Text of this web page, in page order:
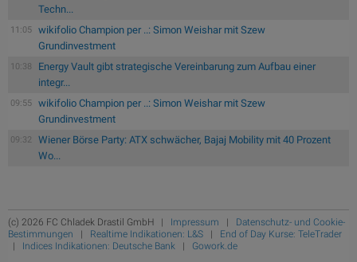
Techn...
11:05
wikifolio Champion per ..: Simon Weishar mit Szew
Grundinvestment
10:38
Energy Vault gibt strategische Vereinbarung zum Aufbau einer
integr...
09:55
wikifolio Champion per ..: Simon Weishar mit Szew
Grundinvestment
09:32
Wiener Börse Party: ATX schwächer, Bajaj Mobility mit 40 Prozent
Wo...
(c) 2026 FC Chladek Drastil GmbH | Impressum | Datenschutz- und Cookie-
Bestimmungen | Realtime Indikationen: L&S | End of Day Kurse: TeleTrader
| Indices Indikationen: Deutsche Bank | Gowork.de